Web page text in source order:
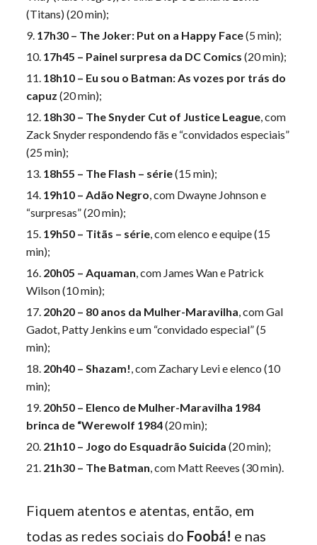
(Titans) (20 min);
17h30 – The Joker: Put on a Happy Face(5 min);
17h45 – Painel surpresa da DC Comics (20 min);
18h10 – Eu sou o Batman: As vozes por trás do
capuz (20 min);
18h30 – The Snyder Cut of Justice League, com
Zack Snyder respondendo fãs e “convidados especiais”
(25 min);
18h55 – The Flash – série(15 min);
19h10 – Adão Negro, com Dwayne Johnson e
“surpresas” (20 min);
19h50 – Titãs – série, com elenco e equipe (15
min);
20h05 – Aquaman, com James Wan e Patrick
Wilson (10 min);
20h20 – 80 anos da Mulher-Maravilha, com Gal
Gadot, Patty Jenkins e um “convidado especial” (5
min);
20h40 – Shazam!, com Zachary Levi e elenco (10
min);
20h50 – Elenco de Mulher-Maravilha 1984
brinca de “Werewolf 1984(20 min);
21h10 – Jogo do Esquadrão Suicida (20 min);
21h30 – The Batman, com Matt Reeves (30 min).
Fiquem atentos e atentas, então, em
todas as redes sociais do Foobá! e nas